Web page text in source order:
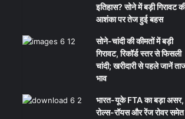
इतिहास? सोने में बड़ी गिरावट
आशंका पर तेज हुई बहस
सोने-चांदी की कीमतों में बड़ी
गिरावट, रिकॉर्ड स्तर से फिसली
चांदी; खरीदारी से पहले जानें
भाव
भारत-यूके FTA का बड़ा असर,
रोल्स-रॉयस और रेंज रोवर समेत